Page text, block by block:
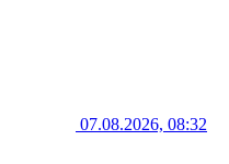
07.08.2026, 08:32